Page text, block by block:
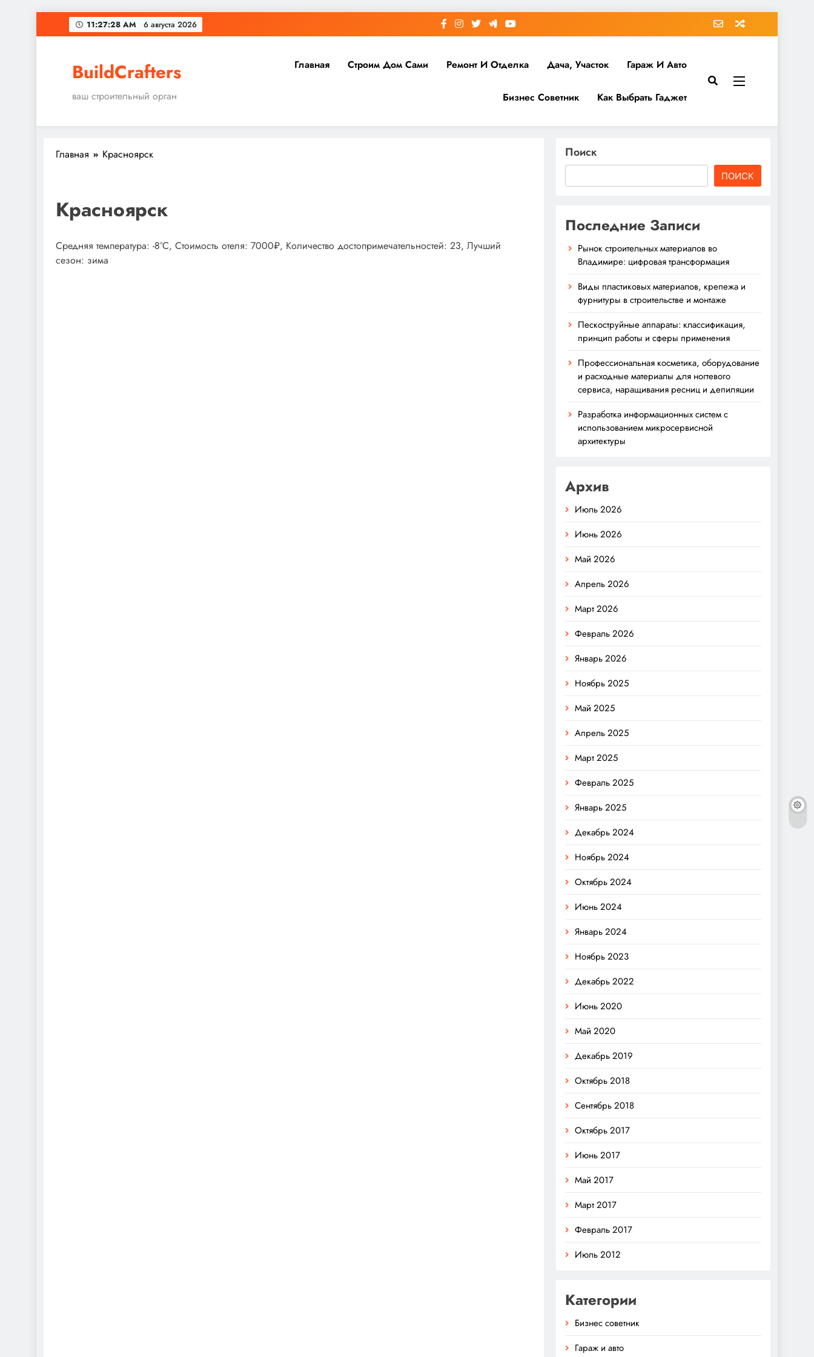
Перейти
к
11:27:28 AM 6 августа 2026
BuildCrafters
ваш строительный орган
Главная Строим Дом Сами Ремонт И Отделка Дача, Участок Гараж И Авто
Бизнес Советник Как Выбрать Гаджет
Главная Красноярск
Красноярск
Средняя температура: -8°C, Стоимость отеля: 7000₽, Количество достопримечательностей: 23, Лучший
сезон: зима
Поиск
ПОИСК
Последние Записи
Рынок строительных материалов во
Владимире: цифровая трансформация
Виды пластиковых материалов, крепежа и
фурнитуры в строительстве и монтаже
Пескоструйные аппараты: классификация,
принцип работы и сферы применения
Профессиональная косметика, оборудование
и расходные материалы для ногтевого
сервиса, наращивания ресниц и депиляции
Разработка информационных систем с
использованием микросервисной
архитектуры
Архив
Июль 2026
Июнь 2026
Май 2026
Апрель 2026
Март 2026
Февраль 2026
Январь 2026
Ноябрь 2025
Май 2025
Апрель 2025
Март 2025
Февраль 2025
Январь 2025
Декабрь 2024
Ноябрь 2024
Октябрь 2024
Июнь 2024
Январь 2024
Ноябрь 2023
Декабрь 2022
Июнь 2020
Май 2020
Декабрь 2019
Октябрь 2018
Сентябрь 2018
Октябрь 2017
Июнь 2017
Май 2017
Март 2017
Февраль 2017
Июль 2012
Категории
Бизнес советник
Гараж и авто